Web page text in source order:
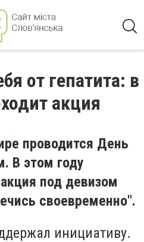
от гепатита: в
акция
проводится День
В этом году
под девизом
своевременно".
инициативу.